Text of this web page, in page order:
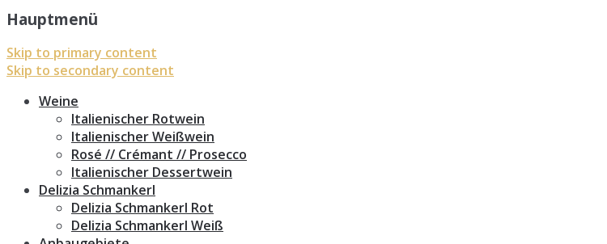
Hauptmenü
Skip to primary content
Skip to secondary content
Weine
Italienischer Rotwein
Italienischer Weißwein
Rosé // Crémant // Prosecco
Italienischer Dessertwein
Delizia Schmankerl
Delizia Schmankerl Rot
Delizia Schmankerl Weiß